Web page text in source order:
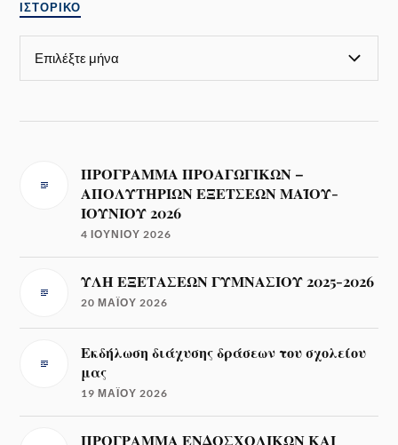
ΙΣΤΟΡΙΚΌ
ΠΡΟΓΡΑΜΜΑ ΠΡΟΑΓΩΓΙΚΩΝ –
ΑΠΟΛΥΤΗΡΙΩΝ ΕΞΕΤΣΕΩΝ ΜΑΪΟΥ-
ΙΟΥΝΙΟΥ 2026
4 ΙΟΥΝΊΟΥ 2026
ΥΛΗ ΕΞΕΤΑΣΕΩΝ ΓΥΜΝΑΣΙΟΥ 2025-2026
20 ΜΑΪ́ΟΥ 2026
Εκδήλωση διάχυσης δράσεων του σχολείου
μας
19 ΜΑΪ́ΟΥ 2026
ΠΡΟΓΡΑΜΜΑ ΕΝΔΟΣΧΟΛΙΚΩΝ ΚΑΙ